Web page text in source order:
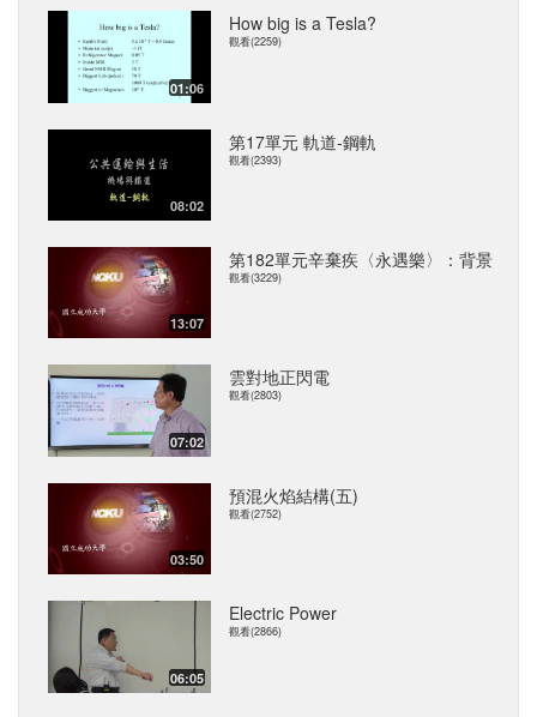
01:06
How big is a Tesla?
觀看(2259)
08:02
第17單元 軌道-鋼軌
觀看(2393)
13:07
第182單元辛棄疾〈永遇樂〉：背景
觀看(3229)
07:02
雲對地正閃電
觀看(2803)
03:50
預混火焰結構(五)
觀看(2752)
06:05
Electric Power
觀看(2866)